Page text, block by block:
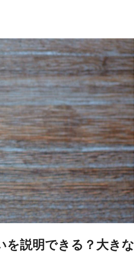
を説明できる？大きな